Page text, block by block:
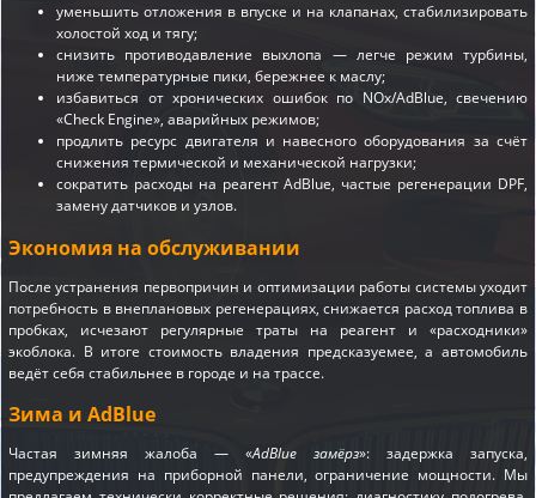
уменьшить отложения в впуске и на клапанах, стабилизировать
холостой ход и тягу;
снизить противодавление выхлопа — легче режим турбины,
ниже температурные пики, бережнее к маслу;
избавиться от хронических ошибок по NOx/AdBlue, свечению
«Check Engine», аварийных режимов;
продлить ресурс двигателя и навесного оборудования за счёт
снижения термической и механической нагрузки;
сократить расходы на реагент AdBlue, частые регенерации DPF,
замену датчиков и узлов.
Экономия на обслуживании
После устранения первопричин и оптимизации работы системы уходит
потребность в внеплановых регенерациях, снижается расход топлива в
пробках, исчезают регулярные траты на реагент и «расходники»
экоблока. В итоге стоимость владения предсказуемее, а автомобиль
ведёт себя стабильнее в городе и на трассе.
Зима и AdBlue
Частая зимняя жалоба — «AdBlue замёрз»: задержка запуска,
предупреждения на приборной панели, ограничение мощности. Мы